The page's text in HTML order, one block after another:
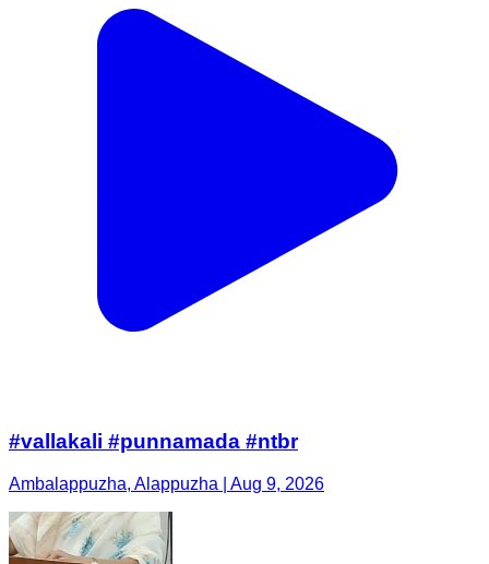
#vallakali #punnamada #ntbr
Ambalappuzha, Alappuzha | Aug 9, 2026